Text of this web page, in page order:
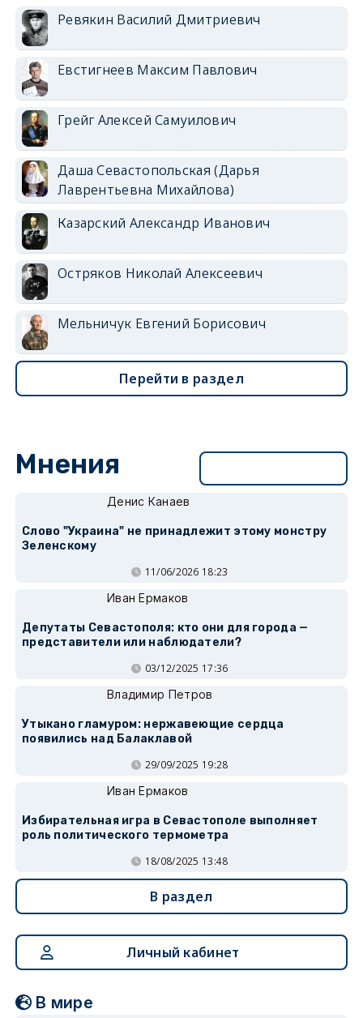
Ревякин Василий Дмитриевич
Евстигнеев Максим Павлович
Грейг Алексей Самуилович
Даша Севастопольская (Дарья
Лаврентьевна Михайлова)
Казарский Александр Иванович
Остряков Николай Алексеевич
Мельничук Евгений Борисович
Перейти в раздел
Мнения
Денис Канаев
Слово "Украина" не принадлежит этому монстру
Зеленскому
11/06/2026 18:23
Иван Ермаков
Депутаты Севастополя: кто они для города —
представители или наблюдатели?
03/12/2025 17:36
Владимир Петров
Утыкано гламуром: нержавеющие сердца
появились над Балаклавой
29/09/2025 19:28
Иван Ермаков
Избирательная игра в Севастополе выполняет
роль политического термометра
18/08/2025 13:48
В раздел
Личный кабинет
В мире